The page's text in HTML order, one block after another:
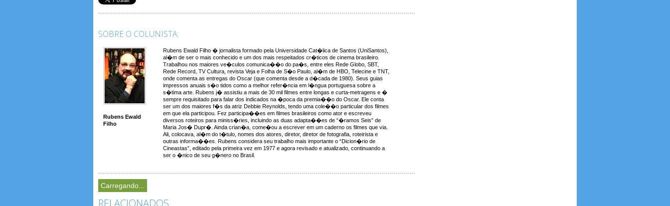
SOBRE O COLUNISTA:
Rubens Ewald
Filho
Rubens Ewald Filho � jornalista formado pela Universidade Cat�lica de Santos (UniSantos),
al�m de ser o mais conhecido e um dos mais respeitados cr�ticos de cinema brasileiro.
Trabalhou nos maiores ve�culos comunica��o do pa�s, entre eles Rede Globo, SBT,
Rede Record, TV Cultura, revista Veja e Folha de S�o Paulo, al�m de HBO, Telecine e TNT,
onde comenta as entregas do Oscar (que comenta desde a d�cada de 1980). Seus guias
impressos anuais s�o tidos como a melhor refer�ncia em l�ngua portuguesa sobre a
s�tima arte. Rubens j� assistiu a mais de 30 mil filmes entre longas e curta-metragens e �
sempre requisitado para falar dos indicados na �poca da premia��o do Oscar. Ele conta
ser um dos maiores f�s da atriz Debbie Reynolds, tendo uma cole��o particular dos filmes
em que ela participou. Fez participa��es em filmes brasileiros como ator e escreveu
diversos roteiros para miniss�ries, incluindo as duas adapta��es de “�ramos Seis” de
Maria Jos� Dupr�. Ainda crian�a, come�ou a escrever em um caderno os filmes que via.
Ali, colocava, al�m do t�tulo, nomes dos atores, diretor, diretor de fotografia, roteirista e
outras informa��es. Rubens considera seu trabalho mais importante o “Dicion�rio de
Cineastas”, editado pela primeira vez em 1977 e agora revisado e atualizado, continuando a
ser o �nico de seu g�nero no Brasil.
Carregando...
RELACIONADOS